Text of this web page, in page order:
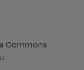
Commons